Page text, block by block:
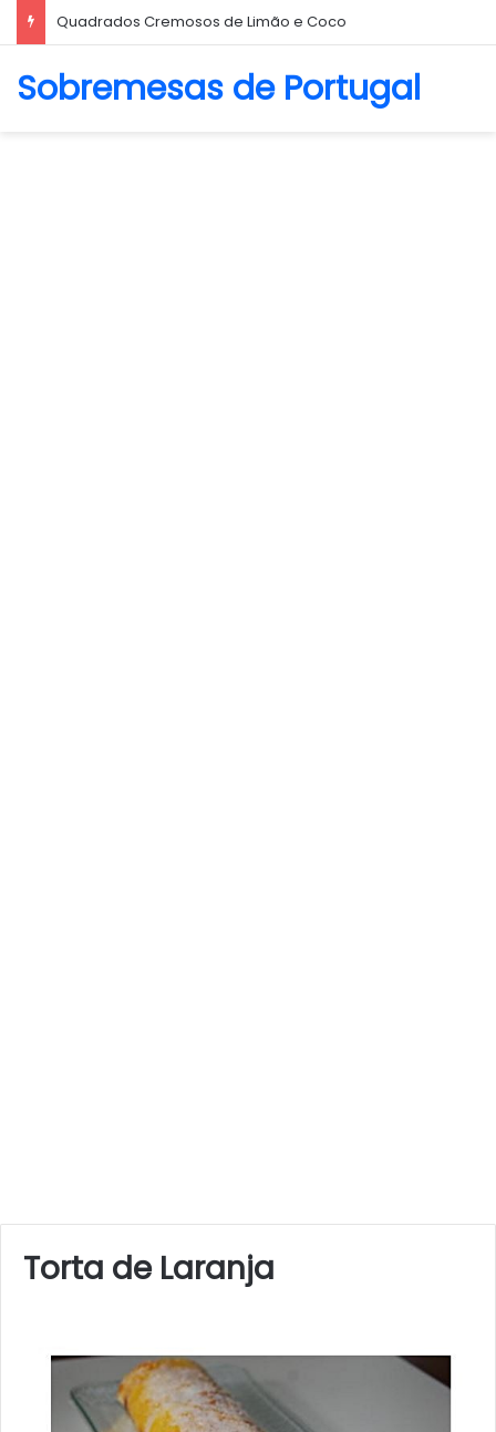
Biscoito Amanteigado
Sobremesas de Portugal
Torta de Laranja